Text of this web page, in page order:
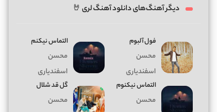
دیگر آهنگ‌های دانلود آهنگ لری 🤘
فول آلبوم
محسن
اسفندیاری
التماس نیکنم
محسن
اسفندیاری
التماس نیکنوم
محسن
گل قد شلال
محسن